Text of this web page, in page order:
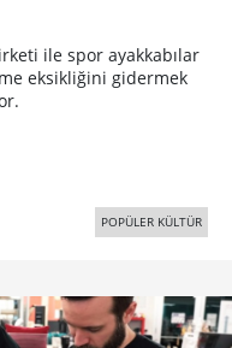
ile spor ayakkabılar
eksikliğini gidermek
POPÜLER KÜLTÜR